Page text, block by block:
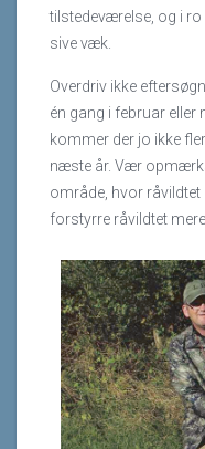
tilstedeværelse, og i
sive væk.
Overdriv ikke
én gang i februar eller
kommer der jo ikke
næste år. Vær
område, hvor råvildtet
forstyrre råvildtet